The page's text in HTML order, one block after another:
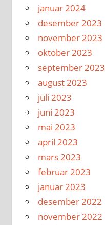
januar 2024
desember 2023
november 2023
oktober 2023
september 2023
august 2023
juli 2023
juni 2023
mai 2023
april 2023
mars 2023
februar 2023
januar 2023
desember 2022
november 2022